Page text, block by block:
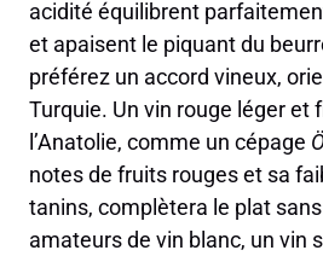
acidité équilibrent
et apaisent le piquant du
préférez un accord vineux,
Turquie. Un vin rouge léger et
l’Anatolie, comme un cépage
notes de fruits rouges et sa
tanins, complètera le plat sans
amateurs de vin blanc, un vin